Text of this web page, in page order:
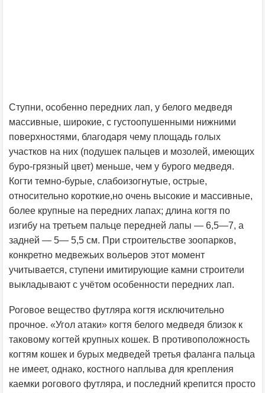
Ступни, особенно передних лап, у белого медведя
массивные, широкие, с густоопушенными нижними
поверхностями, благодаря чему площадь голых
участков на них (подушек пальцев и мозолей, имеющих
буро-грязный цвет) меньше, чем у бурого медведя.
Когти темно-бурые, слабоизогнутые, острые,
относительно короткие,но очень высокие и массивные,
более крупные на передних лапах; длина когтя по
изгибу на третьем пальце передней лапы — 6,5—7, а
задней — 5— 5,5 см. При строительстве зоопарков,
конкретно медвежьих вольеров этот момент
учитывается, ступени имитирующие камни строители
выкладывают с учётом особенности передних лап.
Роговое вещество футляра когтя исключительно
прочное. «Угол атаки» когтя белого медведя близок к
таковому когтей крупных кошек. В противоположность
когтям кошек и бурых медведей третья фаланга пальца
не имеет, однако, костного наплыва для крепления
каемки рогового футляра, и последний крепится просто